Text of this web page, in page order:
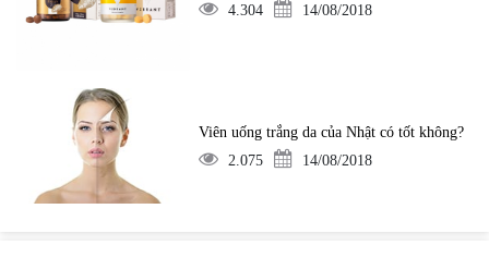
4.304
14/08/2018
Viên uống trắng da của Nhật có tốt không?
2.075
14/08/2018